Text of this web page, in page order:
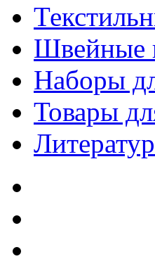
Швейные
Наборы
Товары